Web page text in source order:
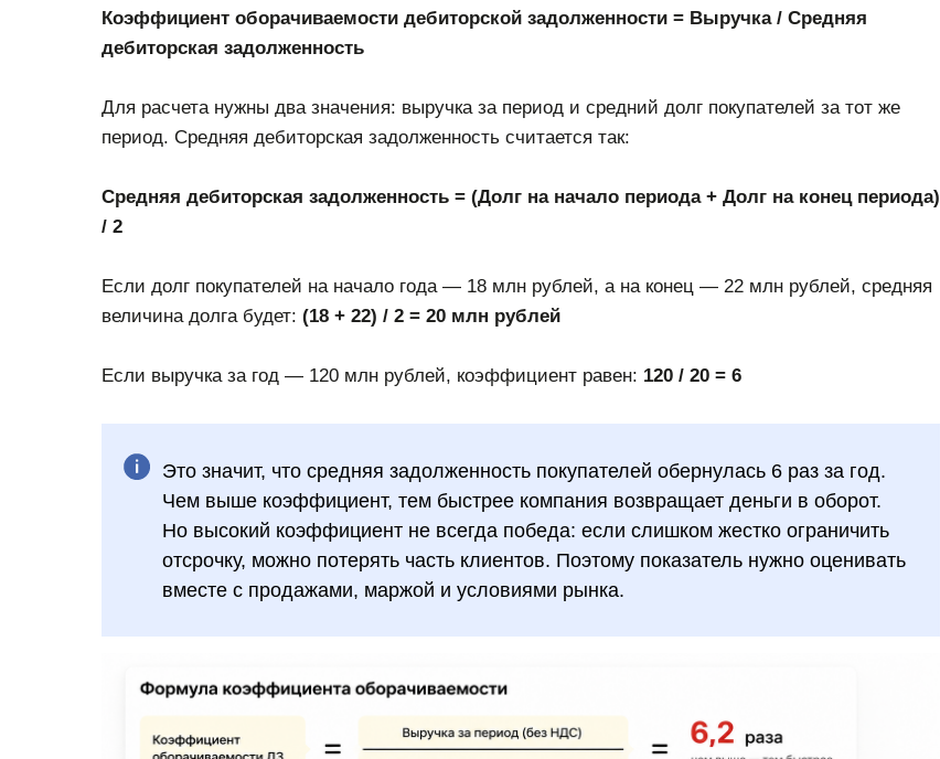
Коэффициент оборачиваемости дебиторской задолженности = Выручка / Средняя
дебиторская задолженность
Для расчета нужны два значения: выручка за период и средний долг покупателей за тот же
период. Средняя дебиторская задолженность считается так:
Средняя дебиторская задолженность = (Долг на начало периода + Долг на конец периода)
/ 2
Если долг покупателей на начало года — 18 млн рублей, а на конец — 22 млн рублей, средняя
величина долга будет: (18 + 22) / 2 = 20 млн рублей
Если выручка за год — 120 млн рублей, коэффициент равен: 120 / 20 = 6
Это значит, что средняя задолженность покупателей обернулась 6 раз за год.
Чем выше коэффициент, тем быстрее компания возвращает деньги в оборот.
Но высокий коэффициент не всегда победа: если слишком жестко ограничить
отсрочку, можно потерять часть клиентов. Поэтому показатель нужно оценивать
вместе с продажами, маржой и условиями рынка.